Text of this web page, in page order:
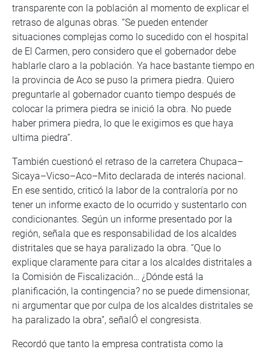
transparente con la población al momento de explicar el
retraso de algunas obras. “Se pueden entender
situaciones complejas como lo sucedido con el hospital
de El Carmen, pero considero que el gobernador debe
hablarle claro a la población. Ya hace bastante tiempo en
la provincia de Aco se puso la primera piedra. Quiero
preguntarle al gobernador cuanto tiempo después de
colocar la primera piedra se inició la obra. No puede
haber primera piedra, lo que le exigimos es que haya
ultima piedra”.
También cuestionó el retraso de la carretera Chupaca–
Sicaya–Vicso–Aco–Mito declarada de interés nacional.
En ese sentido, criticó la labor de la contraloría por no
tener un informe exacto de lo ocurrido y sustentarlo con
condicionantes. Según un informe presentado por la
región, señala que es responsabilidad de los alcaldes
distritales que se haya paralizado la obra. “Que lo
explique claramente para citar a los alcaldes distritales a
la Comisión de Fiscalización… ¿Dónde está la
planificación, la contingencia? no se puede dimensionar,
ni argumentar que por culpa de los alcaldes distritales se
ha paralizado la obra”, señalÓ el congresista.
Recordó que tanto la empresa contratista como la